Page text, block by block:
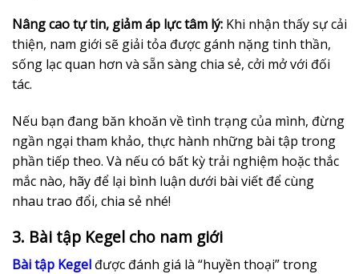
Nâng cao tự tin, giảm áp lực tâm lý: Khi nhận thấy sự cải
thiện, nam giới sẽ giải tỏa được gánh nặng tinh thần,
sống lạc quan hơn và sẵn sàng chia sẻ, cởi mở với đối
tác.
Nếu bạn đang băn khoăn về tình trạng của mình, đừng
ngần ngại tham khảo, thực hành những bài tập trong
phần tiếp theo. Và nếu có bất kỳ trải nghiệm hoặc thắc
mắc nào, hãy để lại bình luận dưới bài viết để cùng
nhau trao đổi, chia sẻ nhé!
3. Bài tập Kegel cho nam giới
Bài tập Kegel được đánh giá là “huyền thoại” trong